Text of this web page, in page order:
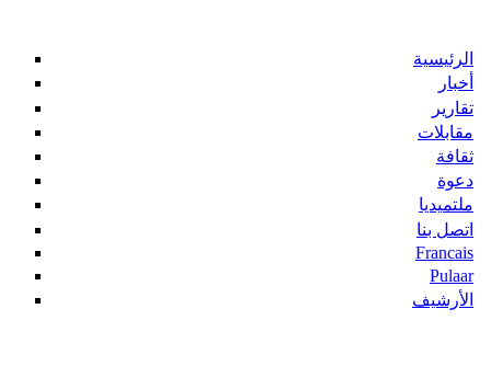
الرئيسية
أخبار
تقارير
مقابلات
ثقافة
دعوة
ملتميديا
اتصل بنا
Francais
Pulaar
الأرشيف